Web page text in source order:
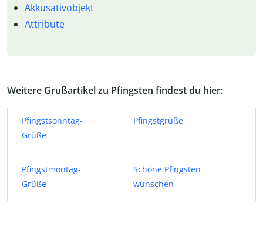
Akkusativobjekt
Attribute
Weitere Grußartikel zu Pfingsten findest du hier:
Pfingstsonntag-
Grüße
Pfingstgrüße
Pfingstmontag-
Grüße
Schöne Pfingsten
wünschen